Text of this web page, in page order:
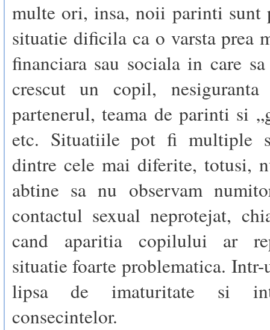
multe ori, insa, noii parinti sunt
situatie dificila ca o varsta prea
financiara sau sociala in care
crescut un copil,
partenerul, teama de parinti si
etc. Situatiile pot fi multiple
dintre cele mai diferite, totusi,
abtine sa nu observam
contactul sexual neprotejat,
cand aparitia copilului ar
situatie foarte problematica.
lipsa de imaturitate si
consecintelor.